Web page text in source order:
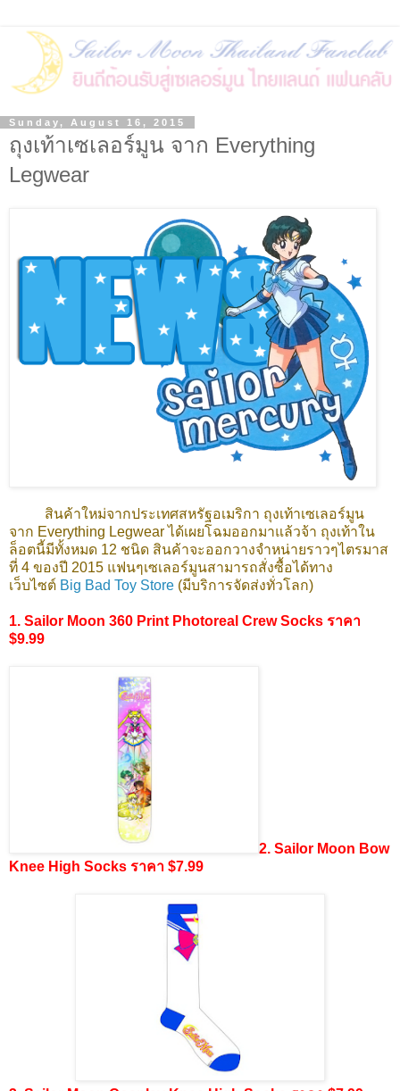
Sunday, August 16, 2015
ถุงเท้าเซเลอร์มูน จาก Everything
Legwear
สินค้าใหม่จากประเทศสหรัฐอเมริกา ถุงเท้าเซเลอร์มูน
จาก Everything Legwear ได้เผยโฉมออกมาแล้วจ้า ถุงเท้าใน
ล็อตนี้มีทั้งหมด 12 ชนิด สินค้าจะออกวางจำหน่ายราวๆไตรมาส
ที่ 4 ของปี 2015 แฟนๆเซเลอร์มูนสามารถสั่งซื้อได้ทาง
เว็บไซต์ Big Bad Toy Store (มีบริการจัดส่งทั่วโลก)
1. Sailor Moon 360 Print Photoreal Crew Socks ราคา
$9.99
2. Sailor Moon Bow
Knee High Socks ราคา $7.99